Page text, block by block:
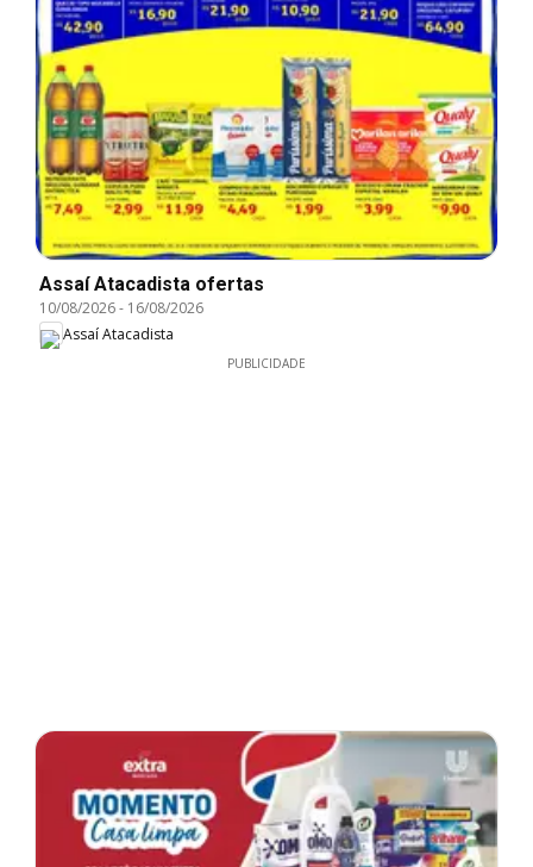
Assaí Atacadista ofertas
10/08/2026- 16/08/2026
Assaí Atacadista
PUBLICIDADE